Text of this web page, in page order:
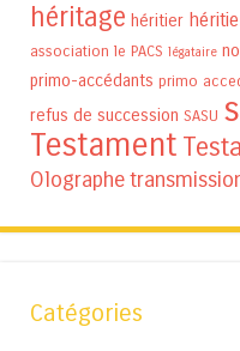
héritage héritier
association le PACS légataire
primo-accédants primo
refus de succession SASU
Testament
Olographe
Catégories